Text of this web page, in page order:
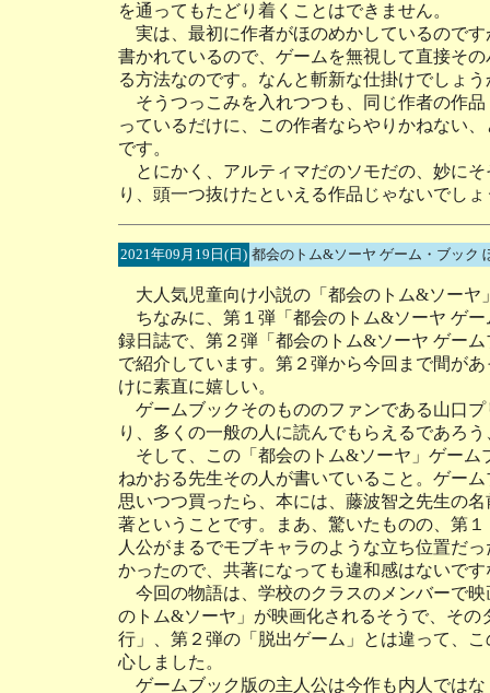
を通ってもたどり着くことはできません。
実は、最初に作者がほのめかしているので
書かれているので、ゲームを無視して直接そ
る方法なのです。なんと斬新な仕掛けでしょ
そうつっこみを入れつつも、同じ作者の作
っているだけに、この作者ならやりかねない
です。
とにかく、アルティマだのソモだの、妙に
り、頭一つ抜けたといえる作品じゃないでしょ
2021年09月19日(日) 都会のトム&ソーヤ ゲーム・ブック
大人気児童向け小説の「都会のトム&ソーヤ
ちなみに、第１弾「都会のトム&ソーヤ ゲー
録日誌で、第２弾「都会のトム&ソーヤ ゲー
で紹介しています。第２弾から今回まで間が
けに素直に嬉しい。
ゲームブックそのもののファンである山口
り、多くの一般の人に読んでもらえるであろ
そして、この「都会のトム&ソーヤ」ゲーム
ねかおる先生その人が書いていること。ゲー
思いつつ買ったら、本には、藤波智之先生の
著ということです。まあ、驚いたものの、第
人公がまるでモブキャラのような立ち位置だ
かったので、共著になっても違和感はないです
今回の物語は、学校のクラスのメンバーで
のトム&ソーヤ」が映画化されるそうで、そ
行」、第２弾の「脱出ゲーム」とは違って、
心しました。
ゲームブック版の主人公は今作も内人では